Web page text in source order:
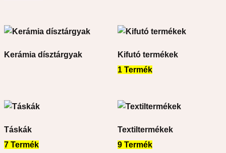
Kerámia dísztárgyak
Kifutó termékek
1 Termék
Táskák
7 Termék
Textiltermékek
9 Termék